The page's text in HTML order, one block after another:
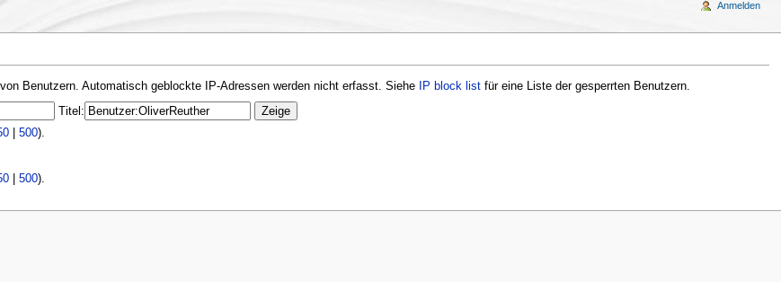
Benutzern. Automatisch geblockte IP-Adressen werden nicht erfasst. Siehe IP block listfür eine Liste der gesperrten Benutzern.
Titel:
| 500).
| 500).
Anmelden